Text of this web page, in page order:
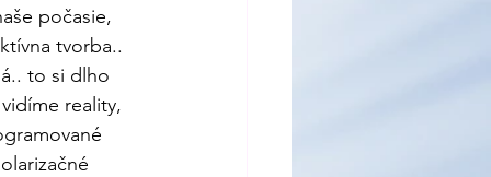
počasie,
tvorba..
to si dlho
reality,